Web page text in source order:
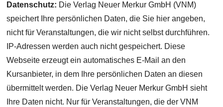
Datenschutz: Die Verlag Neuer Merkur GmbH (VNM)
speichert Ihre persönlichen Daten, die Sie hier angeben,
nicht für Veranstaltungen, die wir nicht selbst durchführen.
IP-Adressen werden auch nicht gespeichert. Diese
Webseite erzeugt ein automatisches E-Mail an den
Kursanbieter, in dem Ihre persönlichen Daten an diesen
übermittelt werden. Die Verlag Neuer Merkur GmbH sieht
Ihre Daten nicht. Nur für Veranstaltungen, die der VNM